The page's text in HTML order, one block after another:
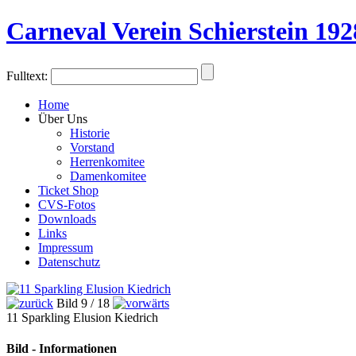
Carneval Verein Schierstein
Fulltext:
Home
Über Uns
Historie
Vorstand
Herrenkomitee
Damenkomitee
Ticket Shop
CVS-Fotos
Downloads
Links
Impressum
Datenschutz
Bild 9 / 18
11 Sparkling Elusion Kiedrich
Bild - Informationen